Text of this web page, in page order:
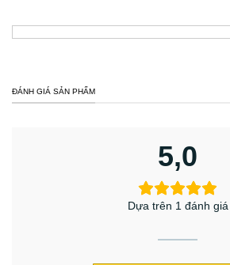
ĐÁNH GIÁ SẢN PHẨM
5,0
Dựa trên 1 đánh giá